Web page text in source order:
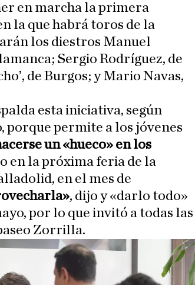
en marcha la primera
la que habrá toros de la
los diestros Manuel
Sergio Rodríguez, de
de Burgos; y Mario Navas,
esta iniciativa, según
porque permite a los jóvenes
un «hueco» en los
en la próxima feria de la
en el mes de
, dijo y «darlo todo»
por lo que invitó a todas las
Zorrilla.